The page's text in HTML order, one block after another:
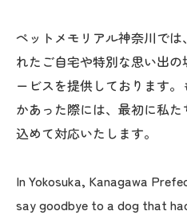
ペットメモリアル神奈川で
れたご自宅や特別な思い出
ービスを提供しております
かあった際には、最初に私
込めて対応いたします。
In Yokosuka, Kanagawa
say goodbye to a dog that